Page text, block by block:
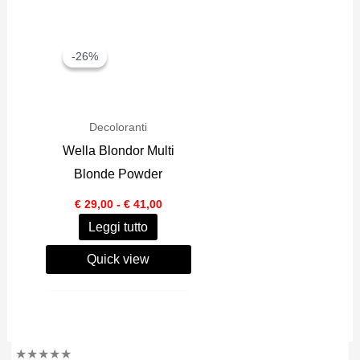
-26%
-26%
Decoloranti
Wella Blondor Multi
Blonde Powder
€29,00 - €41,00Fascia
da
a
Leggi tutto
Quick view
★★★★★